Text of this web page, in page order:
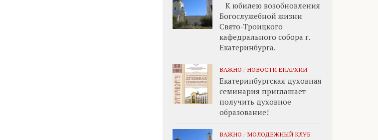
К юбилею возобновления
Богослужебной жизни
Свято-Троицкого
кафедрального собора г.
Екатеринбурга.
ВАЖНО / НОВОСТИ ЕПАРХИИ
Екатеринбургская духовная
семинария приглашает
получить духовное
образование!
ВАЖНО / МОЛОДЕЖНЫЙ КЛУБ